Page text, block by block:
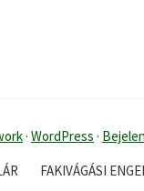
· WordPress ·
FAKIVÁGÁSI